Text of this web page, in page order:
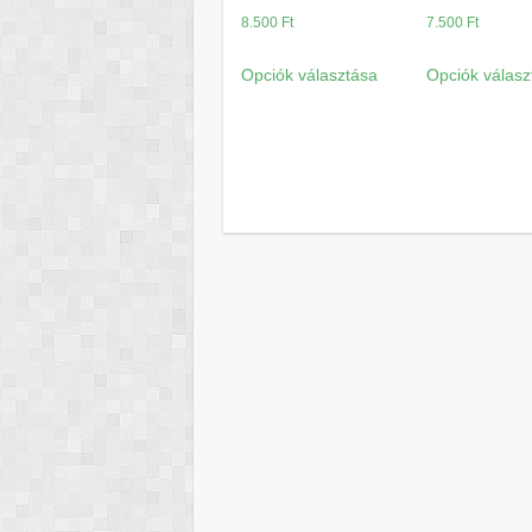
8.500 Ft
Opciók választása
a
7.500 Ft
Opciók